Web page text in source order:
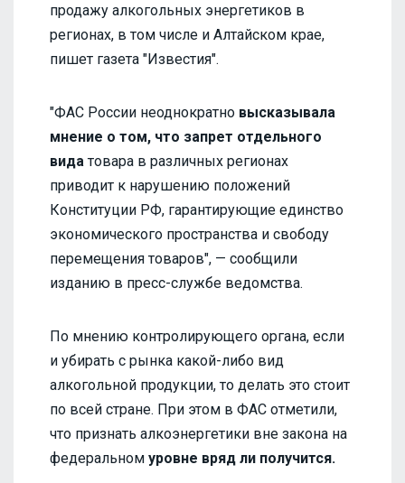
продажу алкогольных энергетиков в
регионах, в том числе и Алтайском крае,
пишет газета "Известия".
"ФАС России неоднократно высказывала
мнение о том, что запрет отдельного
вида товара в различных регионах
приводит к нарушению положений
Конституции РФ, гарантирующие единство
экономического пространства и свободу
перемещения товаров", — сообщили
изданию в пресс-службе ведомства.
По мнению контролирующего органа, если
и убирать с рынка какой-либо вид
алкогольной продукции, то делать это стоит
по всей стране. При этом в ФАС отметили,
что признать алкоэнергетики вне закона на
федеральном уровне вряд ли получится.